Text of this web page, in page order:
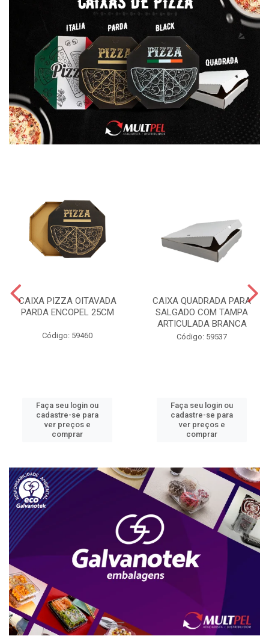
CAIXA PIZZA OITAVADA
PARDA ENCOPEL 25CM
Código: 59460
Faça seu login ou
cadastre-se para
ver preços e
comprar
CAIXA QUADRADA PARA
SALGADO COM TAMPA
ARTICULADA BRANCA
Código: 59537
Faça seu login ou
cadastre-se para
ver preços e
comprar